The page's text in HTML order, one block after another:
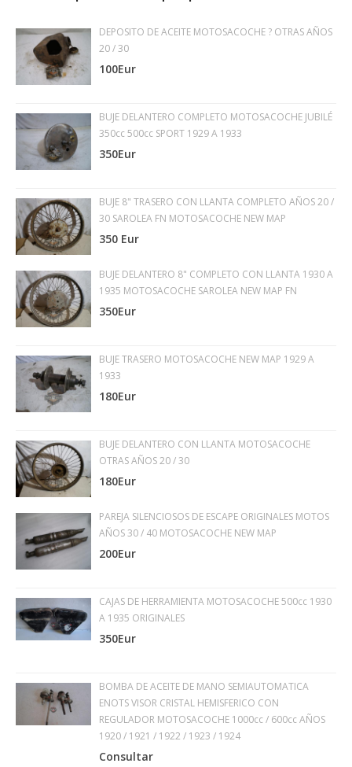
DEPOSITO DE ACEITE MOTOSACOCHE ? OTRAS AÑOS
20 / 30
100Eur
BUJE DELANTERO COMPLETO MOTOSACOCHE JUBILÉ
350cc 500cc SPORT 1929 A 1933
350Eur
BUJE 8" TRASERO CON LLANTA COMPLETO AÑOS 20 /
30 SAROLEA FN MOTOSACOCHE NEW MAP
350 Eur
BUJE DELANTERO 8" COMPLETO CON LLANTA 1930 A
1935 MOTOSACOCHE SAROLEA NEW MAP FN
350Eur
BUJE TRASERO MOTOSACOCHE NEW MAP 1929 A
1933
180Eur
BUJE DELANTERO CON LLANTA MOTOSACOCHE
OTRAS AÑOS 20 / 30
180Eur
PAREJA SILENCIOSOS DE ESCAPE ORIGINALES MOTOS
AÑOS 30 / 40 MOTOSACOCHE NEW MAP
200Eur
CAJAS DE HERRAMIENTA MOTOSACOCHE 500cc 1930
A 1935 ORIGINALES
350Eur
BOMBA DE ACEITE DE MANO SEMIAUTOMATICA
ENOTS VISOR CRISTAL HEMISFERICO CON
REGULADOR MOTOSACOCHE 1000cc / 600cc AÑOS
1920 / 1921 / 1922 / 1923 / 1924
Consultar